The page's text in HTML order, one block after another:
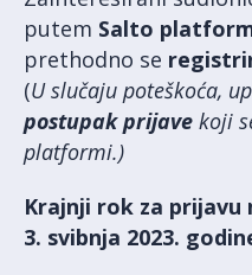
putem Salto
prethodno se
(U slučaju poteškoća,
postupak prijave koji
platformi.)
Krajnji rok za
3. svibnja 2023.